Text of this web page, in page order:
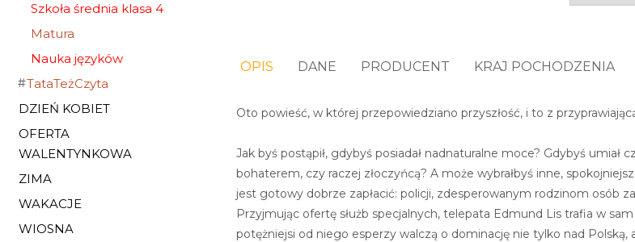
Szkoła średnia klasa 4
Matura
Nauka języków
TataTeżCzyta
DZIEŃ KOBIET
OFERTA
WALENTYNKOWA
ZIMA
WAKACJE
WIOSNA
OPIS DANE PRODUCENT KRAJ POCHODZENIA
Oto powieść, w której przepowiedziano przyszłość, i to z
Jak byś postąpił, gdybyś posiadał nadnaturalne moce? Gdybyś
bohaterem, czy raczej złoczyńcą? A może wybrałbyś inne,
jest gotowy dobrze zapłacić: policji, zdesperowanym rodzinom osób
Przyjmując ofertę służb specjalnych, telepata Edmund Lis trafia w
potężniejsi od niego esperzy walczą o dominację nie tylko nad Polską,